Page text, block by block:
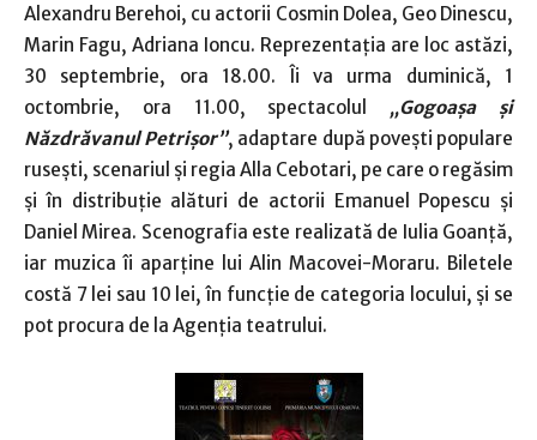
Alexandru Berehoi, cu actorii Cosmin Dolea, Geo Dinescu,
Marin Fagu, Adriana Ioncu. Reprezentaţia are loc astăzi,
30 septembrie, ora 18.00. Îi va urma duminică, 1
octombrie, ora 11.00, spectacolul „Gogoaşa şi
Năzdrăvanul Petrişor”, adaptare după poveşti populare
ruseşti, scenariul şi regia Alla Cebotari, pe care o regăsim
şi în distribuţie alături de actorii Emanuel Popescu şi
Daniel Mirea. Scenografia este realizată de Iulia Goanţă,
iar muzica îi aparţine lui Alin Macovei-Moraru. Biletele
costă 7 lei sau 10 lei, în funcţie de categoria locului, şi se
pot procura de la Agenţia teatrului.